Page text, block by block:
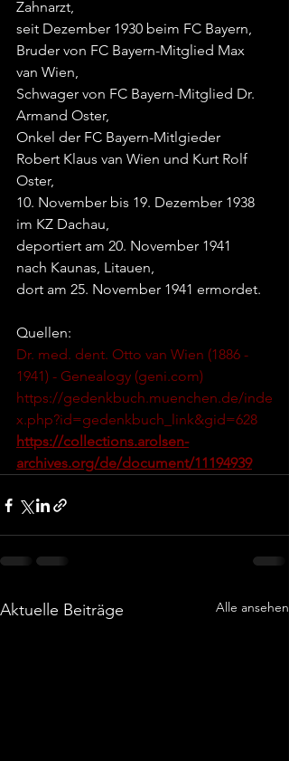
Zahnarzt,
seit Dezember 1930 beim FC Bayern,
Bruder von FC Bayern-Mitglied Max
van Wien,
Schwager von FC Bayern-Mitglied Dr.
Armand Oster,
Onkel der FC Bayern-Mitlgieder
Robert Klaus van Wien und Kurt Rolf
Oster,
10. November bis 19. Dezember 1938
im KZ Dachau,
deportiert am 20. November 1941
nach Kaunas, Litauen,
dort am 25. November 1941 ermordet.
Quellen:
Dr. med. dent. Otto van Wien (1886 -
1941) - Genealogy (geni.com)
https://gedenkbuch.muenchen.de/inde
x.php?id=gedenkbuch_link&gid=628
https://collections.arolsen-
archives.org/de/document/11194939
Aktuelle Beiträge Alle ansehen